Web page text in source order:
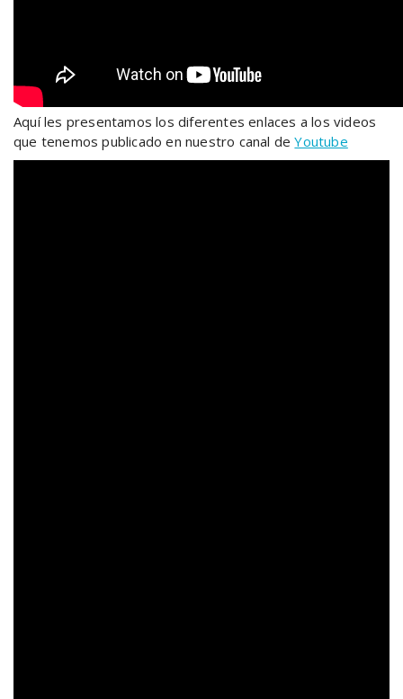
Aquí les presentamos los diferentes enlaces a los videos
que tenemos publicado en nuestro canal deYoutube